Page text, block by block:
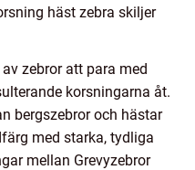
häst zebra skiljer
zebror att para med
korsningarna åt.
bergszebror och hästar
med starka, tydliga
mellan Grevyzebror